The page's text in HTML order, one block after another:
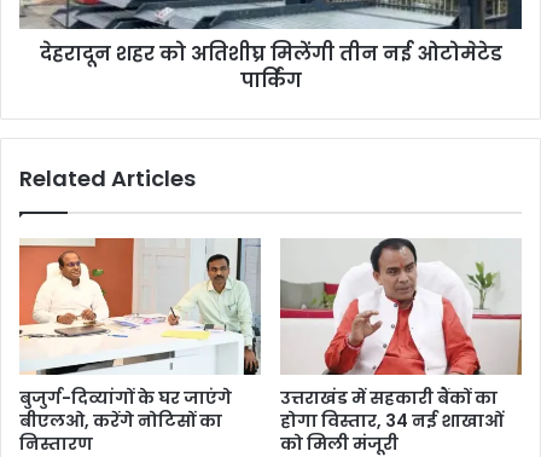
देहरादून शहर को अतिशीघ्र मिलेंगी तीन नई ओटोमेटेड
पार्किंग
Related Articles
बुजुर्ग-दिव्यांगों के घर जाएंगे
बीएलओ, करेंगे नोटिसों का
निस्तारण
उत्तराखंड में सहकारी बैंकों का
होगा विस्तार, 34 नई शाखाओं
को मिली मंजूरी